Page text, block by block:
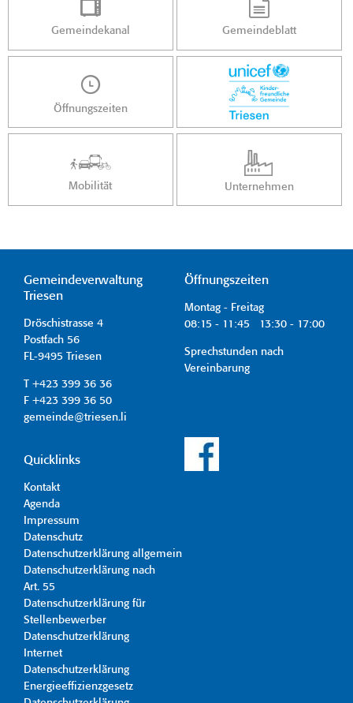
Gemeindekanal Gemeindeblatt
Öffnungszeiten
Mobilität Unternehmen
Gemeindeverwaltung
Triesen
Dröschistrasse 4
Postfach 56
FL-9495 Triesen
T +423 399 36 36
F +423 399 36 50
gemeinde@triesen.li
Öffnungszeiten
Montag - Freitag
08:15 - 11:45 13:30 - 17:00
Sprechstunden nach
Vereinbarung
Quicklinks
Kontakt
Agenda
Impressum
Datenschutz
Datenschutzerklärung allgemein
Datenschutzerklärung nach
Art. 55
Datenschutzerklärung für
Stellenbewerber
Datenschutzerklärung
Internet
Datenschutzerklärung
Energieeffizienzgesetz